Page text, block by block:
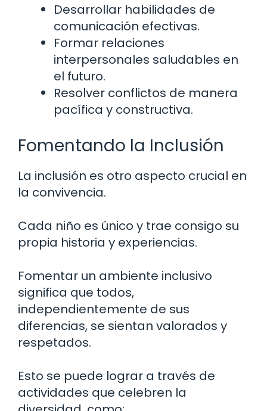
Desarrollar habilidades de
comunicación efectivas.
Formar relaciones
interpersonales saludables en
el futuro.
Resolver conflictos de manera
pacífica y constructiva.
Fomentando la Inclusión
La inclusión es otro aspecto crucial en
la convivencia.
Cada niño es único y trae consigo su
propia historia y experiencias.
Fomentar un ambiente inclusivo
significa que todos,
independientemente de sus
diferencias, se sientan valorados y
respetados.
Esto se puede lograr a través de
actividades que celebren la